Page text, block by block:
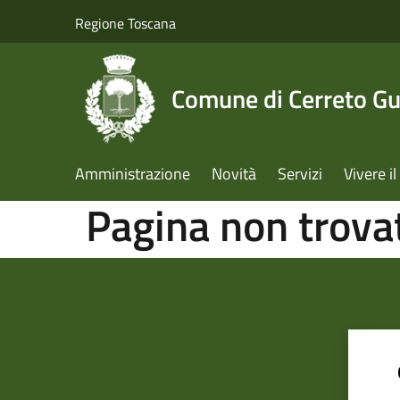
Regione Toscana
Comune di Cerreto
Amministrazione Novità Servizi Vivere
Pagina non